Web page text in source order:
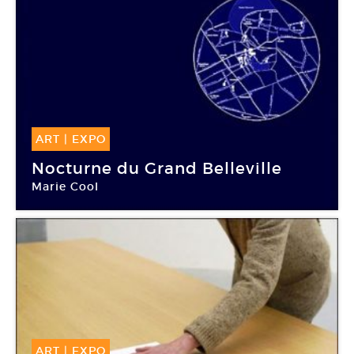
ART | EXPO
05 Juin -05 Juin 2013
Nocturne du Grand Belleville
Marie Cool
ART EXPO